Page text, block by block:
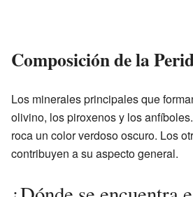
Composición de la
Los minerales principales que
olivino, los piroxenos y los
roca un color verdoso oscuro. Los
contribuyen a su aspecto general.